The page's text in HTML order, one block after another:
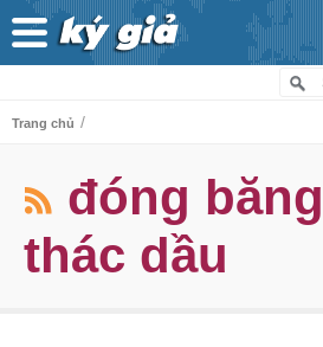
Trang chủ /
đóng
thác dầu